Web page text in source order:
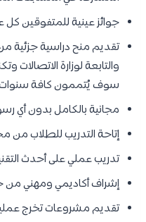
جوائز عينية للمتفوقين كل
تقديم منح دراسية جزئية
والتابعة لوزارة الاتصالات
سوف يُتممون كافة سنوات
مجانية بالكامل بدون أي
إتاحة التدريب للطلاب
تدريب عملي على أحدث
إشراف أكاديمي ومهني من
تقديم مشروعات تخرج